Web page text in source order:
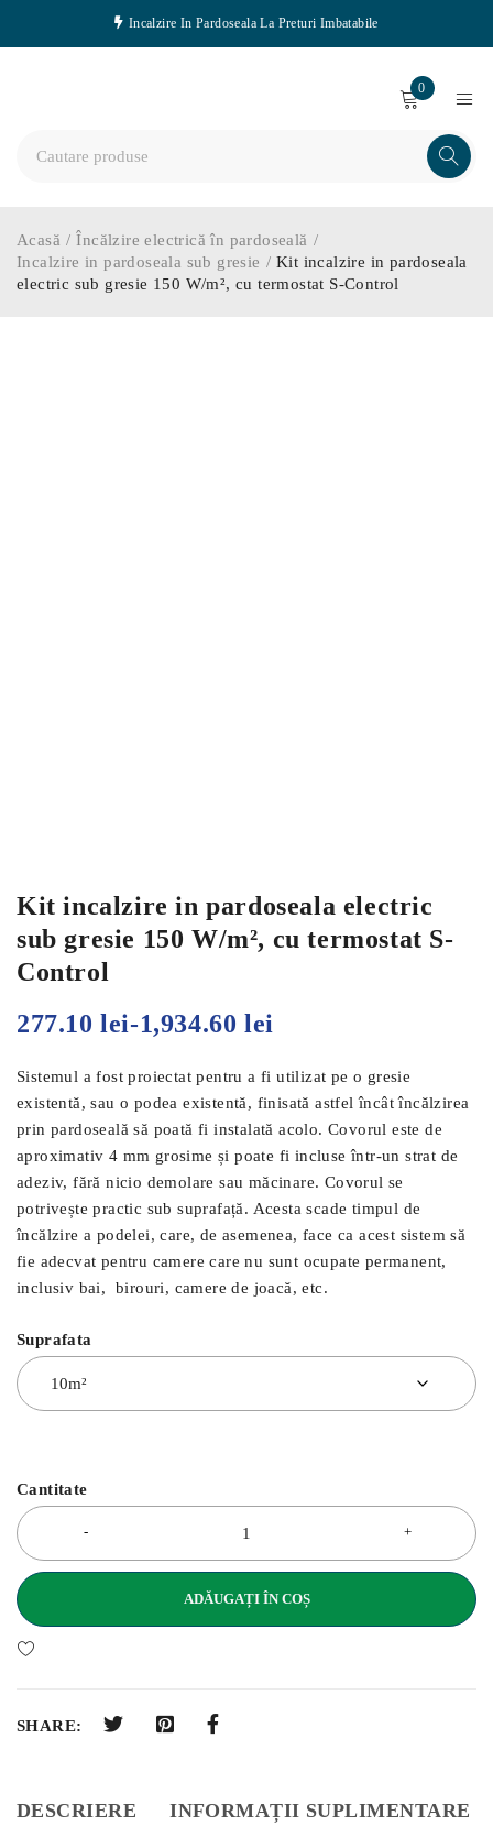
Incalzire In Pardoseala La Preturi Imbatabile
0
Acasă / Încălzire electrică în pardoseală /
Incalzire in pardoseala sub gresie / Kit incalzire in pardoseala
electric sub gresie 150 W/m², cu termostat S-Control
Kit incalzire in pardoseala electric
sub gresie 150 W/m², cu termostat S-
Control
277.10lei-1,934.60lei
Sistemul a fost proiectat pentru a fi utilizat pe o gresie
existentă, sau o podea existentă, finisată astfel încât încălzirea
prin pardoseală să poată fi instalată acolo. Covorul este de
aproximativ 4 mm grosime și poate fi incluse într-un strat de
adeziv, fără nicio demolare sau măcinare. Covorul se
potrivește practic sub suprafață. Acesta scade timpul de
încălzire a podelei, care, de asemenea, face ca acest sistem să
fie adecvat pentru camere care nu sunt ocupate permanent,
inclusiv bai, birouri, camere de joacă, etc.
Suprafata
Cantitate
ADĂUGAȚI ÎN COȘ
SHARE:
DESCRIERE INFORMAȚII SUPLIMENTARE